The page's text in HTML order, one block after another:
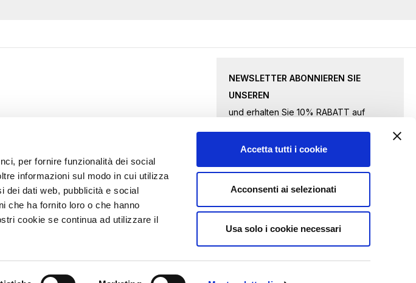
per fornire funzionalità dei social
informazioni sul modo in cui utilizza
dei dati web, pubblicità e social
che ha fornito loro o che hanno
cookie se continua ad utilizzare il
Accetta tutti i cookie
Acconsenti ai selezionati
Usa solo i cookie necessari
NEWSLETTER ABONNIEREN SIE
UNSEREN
und erhalten Sie 10% RABATT auf
Sie
sich
für
unseren
an:
ANFRAGE ABSENDEN